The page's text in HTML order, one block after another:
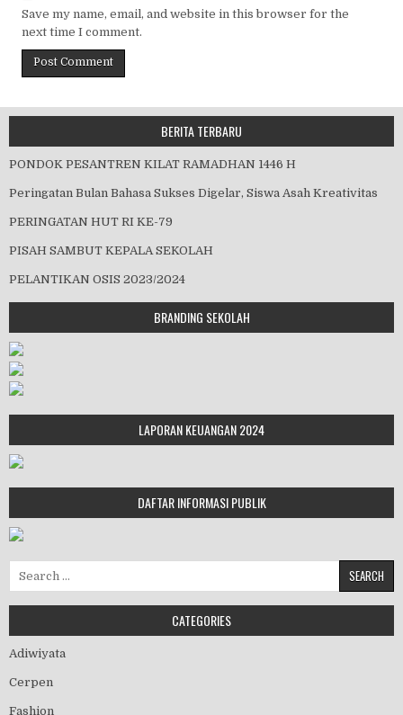
Save my name, email, and website in this browser for the
next time I comment.
BERITA TERBARU
PONDOK PESANTREN KILAT RAMADHAN 1446 H
Peringatan Bulan Bahasa Sukses Digelar, Siswa Asah Kreativitas
PERINGATAN HUT RI KE-79
PISAH SAMBUT KEPALA SEKOLAH
PELANTIKAN OSIS 2023/2024
BRANDING SEKOLAH
LAPORAN KEUANGAN 2024
DAFTAR INFORMASI PUBLIK
CATEGORIES
Adiwiyata
Cerpen
Fashion